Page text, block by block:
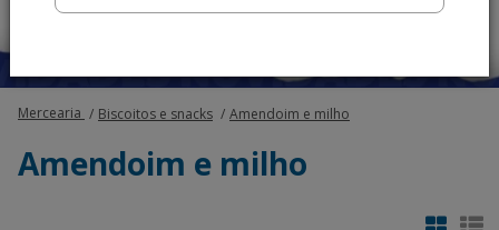
Mercearia Biscoitos e snacks Amendoim e milho
Amendoim e milho